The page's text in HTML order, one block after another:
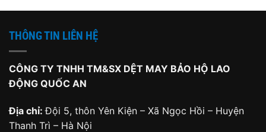
THÔNG TIN LIÊN HỆ
CÔNG TY TNHH TM&SX DỆT MAY BẢO HỘ LAO
ĐỘNG QUỐC AN
Địa chỉ:Đội 5, thôn Yên Kiện – Xã Ngọc Hồi – Huyện
Thanh Trì – Hà Nội